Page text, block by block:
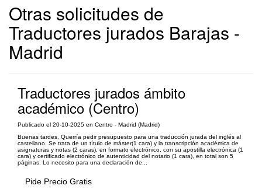
Otras solicitudes de
Traductores jurados Barajas -
Madrid
Traductores jurados ámbito
académico (Centro)
Publicado el 20-10-2025 en Centro - Madrid (Madrid)
Buenas tardes, Querría pedir presupuesto para una traducción jurada del inglés al
castellano. Se trata de un título de máster(1 cara) y la transcripción académica de
asignaturas y notas (2 caras), en formato electrónico, con su apostilla electrónica (1
cara) y certificado electrónico de autenticidad del notario (1 cara), en total son 5
páginas. Lo necesito para una declaración de...
Pide Precio Gratis